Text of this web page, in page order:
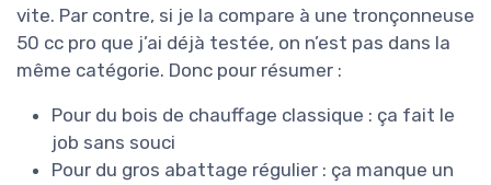
vite. Par contre, si je la compare à une tronçonneuse
50 cc pro que j’ai déjà testée, on n’est pas dans la
même catégorie. Donc pour résumer :
Pour du bois de chauffage classique : ça fait le
job sans souci
Pour du gros abattage régulier : ça manque un